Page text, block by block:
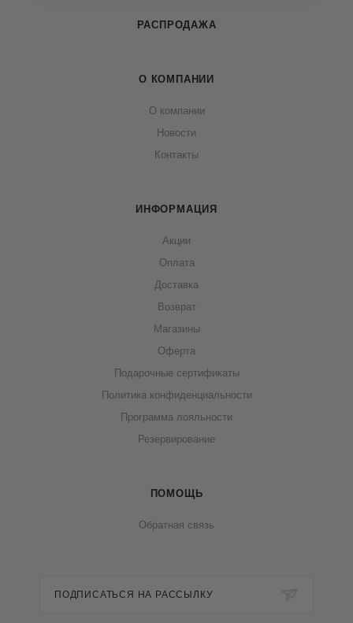
РАСПРОДАЖА
О КОМПАНИИ
О компании
Новости
Контакты
ИНФОРМАЦИЯ
Акции
Оплата
Доставка
Возврат
Магазины
Оферта
Подарочные сертификаты
Политика конфиденциальности
Программа лояльности
Резервирование
ПОМОЩЬ
Обратная связь
ПОДПИСАТЬСЯ НА РАССЫЛКУ